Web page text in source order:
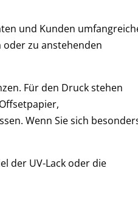
und Kunden
zu anstehenden
Für den Druck stehen
Wenn Sie sich
der UV-Lack oder die